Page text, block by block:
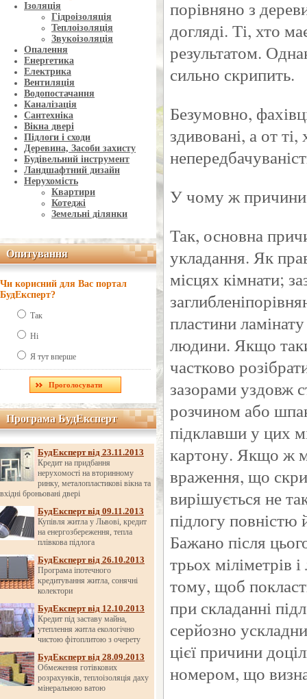
Ізоляція
Гідроізоляція
Теплоізоляція
Звукоізоляція
Опалення
Енергетика
Електрика
Вентиляція
Водопостачання
Каналізація
Сантехніка
Вікна двері
Підлоги і сходи
Деревина, Засоби захисту
Будівельний інструмент
Ландшафтний дизайн
Нерухомість
Квартири
Котеджі
Земельні ділянки
Опитування
Опитування
Чи корисний для Вас портал
БудЕксперт?
Так
Ні
Я тут вперше
Програма БудЕксперт
Програма БудЕксперт
БудЕксперт від 23.11.2013
Кредит на придбання
нерухомості на вторинному
ринку, металопластикові вікна та
вхідні броньовані двері
БудЕксперт від 09.11.2013
Купівля житла у Львові, кредит
на енергозбереження, тепла
плівкова підлога
БудЕксперт від 26.10.2013
Програма іпотечного
кредитування житла, сонячні
колектори
БудЕксперт від 12.10.2013
Кредит під заставу майна,
утеплення житла екологічно
чистою фітоплитою з очерету
БудЕксперт від 28.09.2013
Обмеження готівкових
розрахунків, теплоізоляція даху
мінеральною ватою
порівняно з
догляді. Ті, хто
результатом.
сильно скрипить.
Безумовно,
здивовані, а от
У чому ж
Так, основна
укладання. Як
місцях кімнати;
пластини
людини. Якщо
частково
зазорами уздовж
розчином або
підклавши у цих
картону. Якщо ж
враження, що
вирішується не
підлогу повністю
Бажано після
трьох міліметрів
тому, щоб
при складанні
серйозно
цієї причини
номером, що